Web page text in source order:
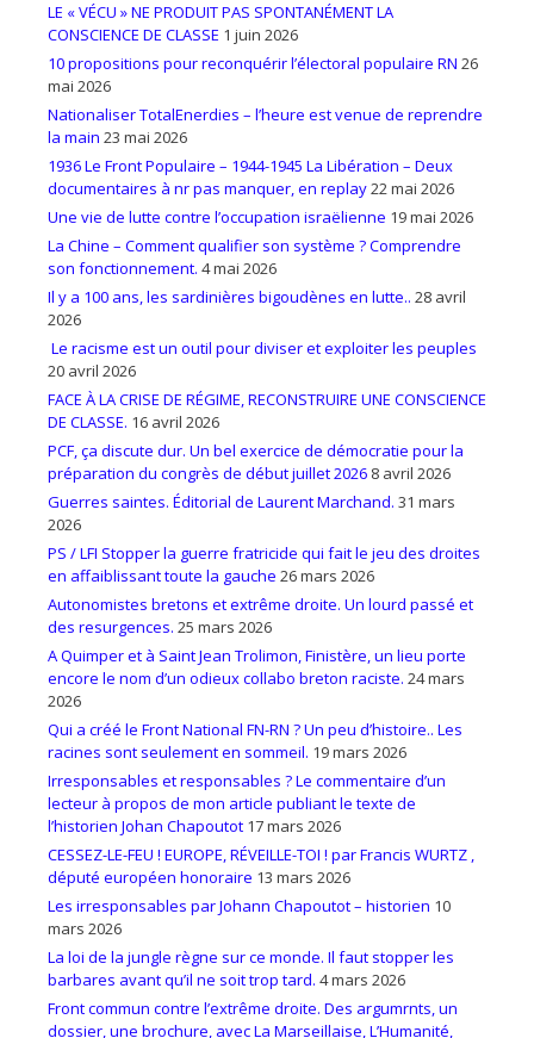
LE « VÉCU » NE PRODUIT PAS SPONTANÉMENT LA
CONSCIENCE DE CLASSE 1 juin 2026
10 propositions pour reconquérir l’électoral populaire RN 26
mai 2026
Nationaliser TotalEnerdies – l’heure est venue de reprendre
la main 23 mai 2026
1936 Le Front Populaire – 1944-1945 La Libération – Deux
documentaires à nr pas manquer, en replay22 mai 2026
Une vie de lutte contre l’occupation israëlienne 19 mai 2026
La Chine – Comment qualifier son système ? Comprendre
son fonctionnement. 4 mai 2026
Il y a 100 ans, les sardinières bigoudènes en lutte.. 28 avril
2026
Le racisme est un outil pour diviser et exploiter les peuples
20 avril 2026
FACE À LA CRISE DE RÉGIME, RECONSTRUIRE UNE CONSCIENCE
DE CLASSE. 16 avril 2026
PCF, ça discute dur. Un bel exercice de démocratie pour la
préparation du congrès de début juillet 2026 8 avril 2026
Guerres saintes. Éditorial de Laurent Marchand. 31 mars
2026
PS / LFI Stopper la guerre fratricide qui fait le jeu des droites
en affaiblissant toute la gauche 26 mars 2026
Autonomistes bretons et extrême droite. Un lourd passé et
des resurgences. 25 mars 2026
A Quimper et à Saint Jean Trolimon, Finistère, un lieu porte
encore le nom d’un odieux collabo breton raciste. 24 mars
2026
Qui a créé le Front National FN-RN ? Un peu d’histoire.. Les
racines sont seulement en sommeil. 19 mars 2026
Irresponsables et responsables ? Le commentaire d’un
lecteur à propos de mon article publiant le texte de
l’historien Johan Chapoutot 17 mars 2026
CESSEZ-LE-FEU ! EUROPE, RÉVEILLE-TOI ! par Francis WURTZ ,
député européen honoraire 13 mars 2026
Les irresponsables par Johann Chapoutot – historien 10
mars 2026
La loi de la jungle règne sur ce monde. Il faut stopper les
barbares avant qu’il ne soit trop tard. 4 mars 2026
Front commun contre l’extrême droite. Des argumrnts, un
dossier, une brochure, avec La Marseillaise, L’Humanité,